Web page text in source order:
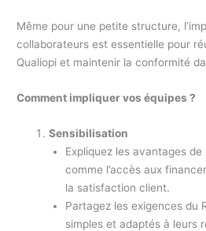
Même pour une petite structure,
collaborateurs est essentielle pour
Qualiopi et maintenir la conformité
Comment impliquer vos équipes ?
Sensibilisation
Expliquez les avantages de
comme l’accès aux
la satisfaction client.
Partagez les exigences du
simples et adaptés à leurs